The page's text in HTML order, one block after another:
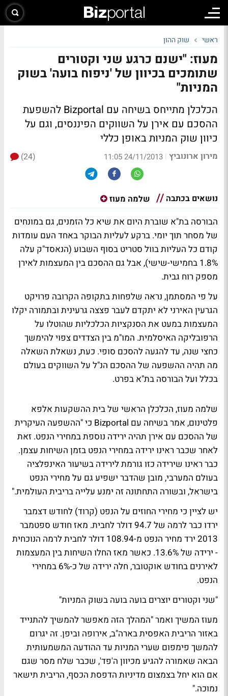
ראשי שוק ההון
מעוז: "ישנם כרגע שני וקטורים
שתומכים בכיוון של 'ניפוח בועה' בשוק
המניות"
הכלכלן מתייחס בשיחה עם Bizportal
להשפעת
ההסכם עם אירן על השווקים הפיננסים, וגם על
כיוון שוק המניות באופן כללי
מירון ארונוביץ |
24/11/2013 11:05
(24)
נושאים בכתבה שלמה מעוז
הבורסה בת"א שוברת היום את שיא כל הזמנים, גם במונחים
של מסחר תוך יומי. ברקע לעליות הבוקר באחד העם עומדות
קודם כל העליות בוול סטריט בסוף השבוע (הנאסד"ק עלה
1.8% בחמישי-שישי), אבל גם ההסכם בין המעצמות לאירן
מספק רוח גבית.
על פי המסתמן, נראה שלפחות בתקופה הקרובה פרויקט
הגרעין האירני לא יתקדם לעבר פצצה גרעינית ובתמורה יקלו
המעצמות במעט את הסנקציות הכלכליות שהוטלו על
הרפובליקה האיסלמית. המו"מ בין הצדדים צפוי להימשך
כחצי שנה, עד להגעה להסכם סופי. כעת, נשאלת השאלה
מה תהיה ההשפעה של ההסכם הנ"ל על השווקים בעולם
בכלל ועל הבורסה בת"א בפרט.
שלמה מעוז, הכלכלן הראשי של בית ההשקעות אלפא
פלטינום, אמר בשיחה עם Bizportal כי "ההשפעה העיקרית
של ההסכם עם אירן תהיה ירידה נוספת במחירי הנפט. זאת
לאחר שכבר ראינו ירידה במחירי הנפט בזמן השיחות עצמן.
כבר ראינו שירידה כזו גורמת לירידה בשיעור האינפלציה
בעולם המערבי, מובן שהדבר ישפיע גם על מחירי הנפט
בישראל, ובשורה התחתונה זה ימנע עלייה בריבית העולמית."
יש לציין כי מחירי החוזים על הנפט (קרוד) לחודש דצמבר
ירדו כבר לרמה של 94.7 דולר לחבית. מאז חודש ספטמבר
2013 ירד מחיר הנפט מ-108.94 דולר לחבית לרמה הנוכחית
- ירידה של 13.6%. כאשר מאז החלו השיחות בין המעצמות
לאירנים בחודש אוקטובר, חלה ירידה של כ-6% במחירי
הנפט.
"שני וקטורים יוצרים בועה בועה בשוק המניות"
מעוז המשיך ואמר "המהלך הזה מאפשר להמשיך להתנייד
באזור הריבית האפסית בארה"ב, אירופה וביפן. זה יגרום
להמשך פימפום שערי המניות עד ההודעה המשמעותית
הבאה שאמורה להגיע מכיוון ה'פד', שכבר שלח מסר שגם
אם הוא יחל בצמצום מדיניות הדפסת הכסף, הריבית תישאר
נמוכה."